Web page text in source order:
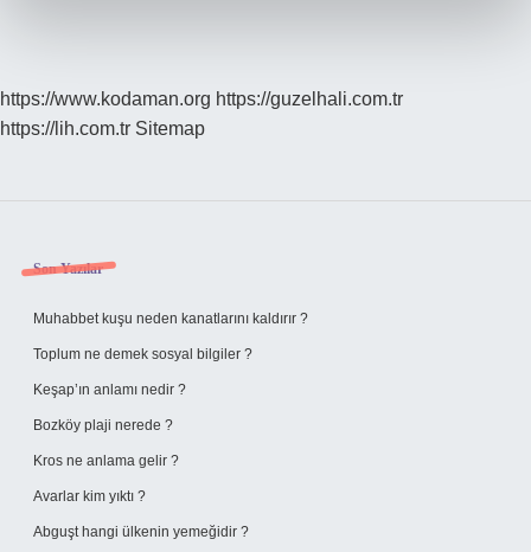
https://www.kodaman.org https://guzelhali.com.tr
https://lih.com.tr Sitemap
Sidebar
Son Yazılar
Muhabbet kuşu neden kanatlarını kaldırır ?
Toplum ne demek sosyal bilgiler ?
Keşap’ın anlamı nedir ?
Bozköy plaji nerede ?
Kros ne anlama gelir ?
Avarlar kim yıktı ?
Abguşt hangi ülkenin yemeğidir ?